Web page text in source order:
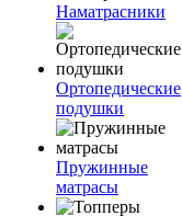
Наматрасники
Ортопедические
подушки
Пружинные
матрасы